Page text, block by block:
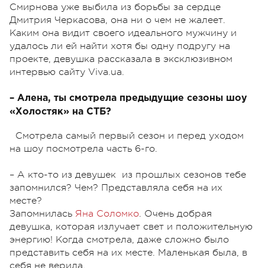
Смирнова уже выбила из борьбы за сердце
Дмитрия Черкасова, она ни о чем не жалеет.
Каким она видит своего идеального мужчину и
удалось ли ей найти хотя бы одну подругу на
проекте, девушка рассказала в эксклюзивном
интервью сайту Viva.ua.
– Алена, ты смотрела предыдущие сезоны шоу
«Холостяк» на СТБ?
Смотрела самый первый сезон и перед уходом
на шоу посмотрела часть 6-го.
– А кто-то из девушек из прошлых сезонов тебе
запомнился? Чем? Представляла себя на их
месте?
Запомнилась Яна Соломко. Очень добрая
девушка, которая излучает свет и положительную
энергию! Когда смотрела, даже сложно было
представить себя на их месте. Маленькая была, в
себя не верила.